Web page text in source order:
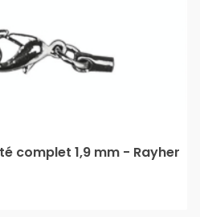
complet 1,9 mm - Rayher